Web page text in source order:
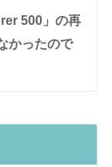
500」の再
かったので